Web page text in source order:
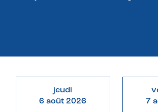
jeudi
6 août 2026
7